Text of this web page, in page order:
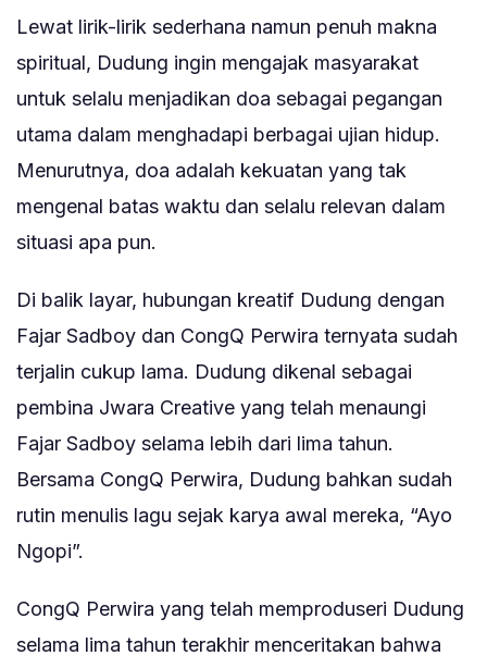
Lewat lirik-lirik sederhana namun penuh makna
spiritual, Dudung ingin mengajak masyarakat
untuk selalu menjadikan doa sebagai pegangan
utama dalam menghadapi berbagai ujian hidup.
Menurutnya, doa adalah kekuatan yang tak
mengenal batas waktu dan selalu relevan dalam
situasi apa pun.
Di balik layar, hubungan kreatif Dudung dengan
Fajar Sadboy dan CongQ Perwira ternyata sudah
terjalin cukup lama. Dudung dikenal sebagai
pembina Jwara Creative yang telah menaungi
Fajar Sadboy selama lebih dari lima tahun.
Bersama CongQ Perwira, Dudung bahkan sudah
rutin menulis lagu sejak karya awal mereka, “Ayo
Ngopi”.
CongQ Perwira yang telah memproduseri Dudung
selama lima tahun terakhir menceritakan bahwa